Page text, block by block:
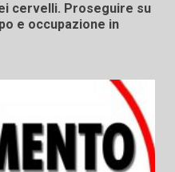
cervelli. Proseguire su
e occupazione in